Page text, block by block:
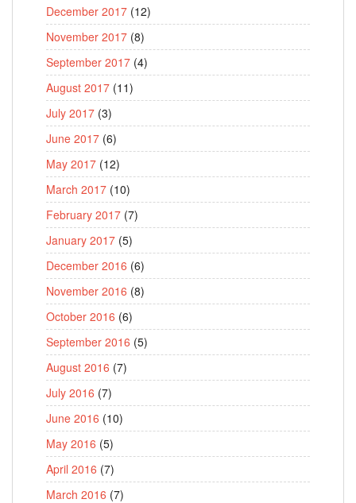
December 2017 (12)
November 2017 (8)
September 2017 (4)
August 2017 (11)
July 2017 (3)
June 2017 (6)
May 2017 (12)
March 2017 (10)
February 2017 (7)
January 2017 (5)
December 2016 (6)
November 2016 (8)
October 2016 (6)
September 2016 (5)
August 2016 (7)
July 2016 (7)
June 2016 (10)
May 2016 (5)
April 2016 (7)
March 2016 (7)